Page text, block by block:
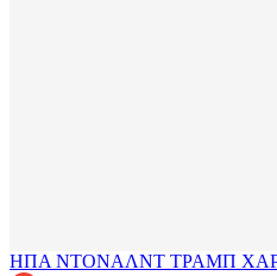
ΗΠΑ ΝΤΟΝΑΛΝΤ ΤΡΑΜΠ